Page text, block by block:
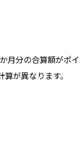
分の合算額がポイ
が異なります。